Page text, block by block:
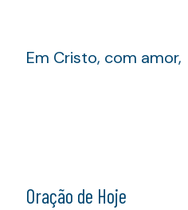
Em Cristo, com amor,
Oração de Hoje